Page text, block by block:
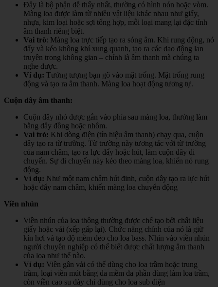
Đây là bộ phận dễ thấy nhất, thường có hình nón hoặc vòm.
Màng loa được làm từ nhiều vật liệu khác nhau như giấy,
nhựa, kim loại hoặc sợi tổng hợp, mỗi loại mang lại đặc tính
âm thanh riêng biệt.
Vai trò: Màng loa trực tiếp tạo ra sóng âm. Khi rung động, nó
đẩy và kéo không khí xung quanh, tạo ra các dao động lan
truyền trong không gian – chính là âm thanh mà chúng ta
nghe được.
Ví dụ: Tưởng tượng bạn gõ vào mặt trống. Mặt trống rung
động và tạo ra âm thanh. Màng loa hoạt động tương tự.
Cuộn dây âm thanh:
Cuộn dây nhỏ được gắn vào phía sau màng loa, thường làm
bằng dây đồng hoặc nhôm.
Vai trò: Khi dòng điện (tín hiệu âm thanh) chạy qua, cuộn
dây tạo ra từ trường. Từ trường này tương tác với từ trường
của nam châm, tạo ra lực đẩy hoặc hút, làm cuộn dây di
chuyển. Sự di chuyển này kéo theo màng loa, khiến nó rung
động.
Ví dụ: Như một nam châm hút đinh, cuộn dây tạo ra lực hút
hoặc đẩy nam châm, khiến màng loa chuyển động
Viền nhún
Viền nhún của loa thông thường được chế tạo bởi chất liệu
giấy hoặc vải (xếp gấp lại). Chức năng chính của nó là giữ
kín hơi và tạo độ mềm dẻo cho loa bass. Nhìn vào viền nhún
người chuyên nghiệp có thể biết được chất lượng âm thanh
của loa như thế nào.
Ví dụ: Viền gân vải có thể dùng cho loa trầm hoặc trung
trầm, loại viền mút bằng da mềm đa phần dùng làm loa trầm,
còn viền cao su dày chỉ dùng cho loa sub điện